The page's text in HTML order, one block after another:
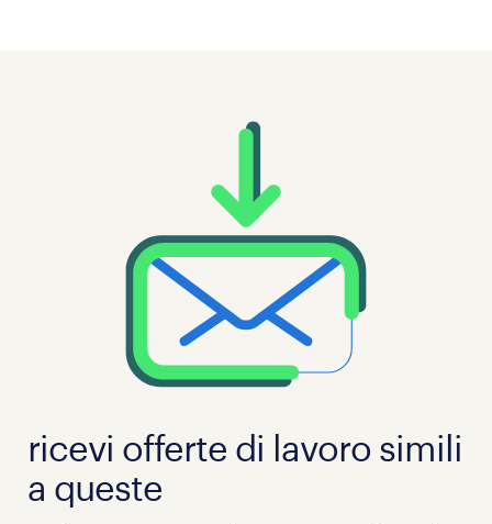
ricevi offerte di lavoro simili
a queste